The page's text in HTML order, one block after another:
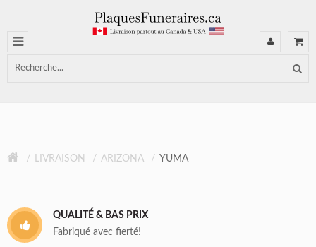
LIVRAISON ARIZONA YUMA
QUALITÉ & BAS PRIX
Fabriqué avec fierté!